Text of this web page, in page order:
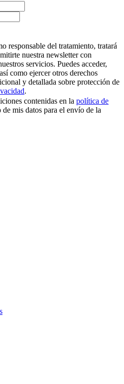
del tratamiento, tratará
nuestra newsletter con
servicios. Puedes acceder,
como ejercer otros derechos
y detallada sobre protección de
.
contenidas en la política de
de mis datos para el envío de la